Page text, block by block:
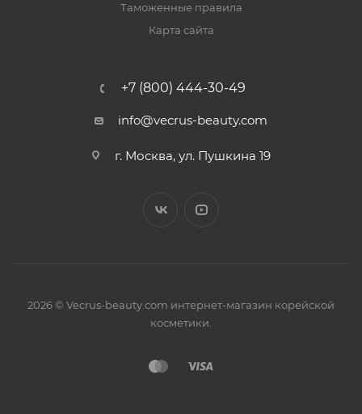
Таможенные правила
Карта сайта
+7 (800) 444-30-49
info@vecrus-beauty.com
г. Москва, ул. Пушкина 19
2026 © Vecrus-beauty.com интернет-магазин корейской
косметики.